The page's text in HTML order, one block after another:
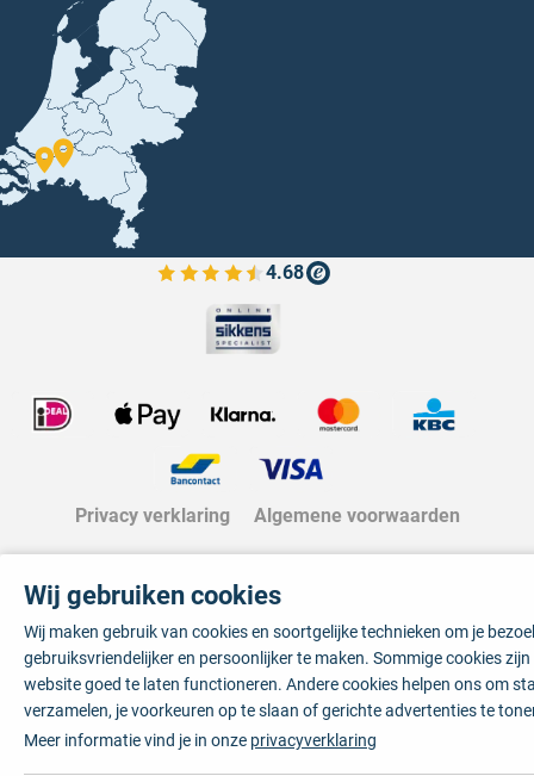
4.68
Bekijk de verfplaza beoordelingen
Privacy verklaring Algemene voorwaarden
Wij gebruiken cookies
Wij maken gebruik van cookies en soortgelijke technieken om je
gebruiksvriendelijker en persoonlijker te maken. Sommige cookies
website goed te laten functioneren. Andere cookies helpen ons om
verzamelen, je voorkeuren op te slaan of gerichte advertenties te
Meer informatie vind je in onze privacyverklaring